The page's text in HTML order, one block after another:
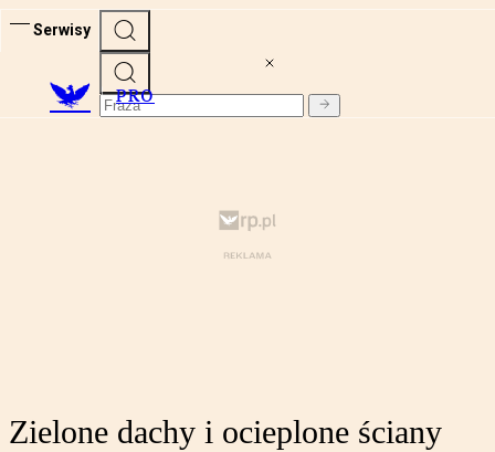
Serwisy
PRO
Zielone dachy i ocieplone ściany